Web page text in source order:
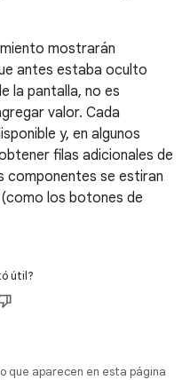
mostrarán
antes estaba oculto
la pantalla, no es
valor. Cada
y, en algunos
filas adicionales de
se estiran
los botones de
útil?
que aparecen en esta página